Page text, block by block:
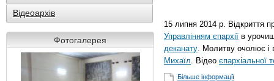
Відеоархів
Фотогалерея
15 липня 2014 р. Відкриття
Управлінням єпархії в
деканату. Молитву очолює і
Михаїл. Відео єпархіальної
Більше інформації